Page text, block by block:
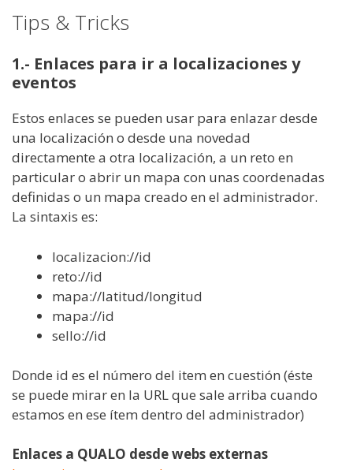
Tips & Tricks
1.- Enlaces para ir a localizaciones y
eventos
Estos enlaces se pueden usar para enlazar desde
una localización o desde una novedad
directamente a otra localización, a un reto en
particular o abrir un mapa con unas coordenadas
definidas o un mapa creado en el administrador.
La sintaxis es:
localizacion://id
reto://id
mapa://latitud/longitud
mapa://id
sello://id
Donde id es el número del item en cuestión (éste
se puede mirar en la URL que sale arriba cuando
estamos en ese ítem dentro del administrador)
Enlaces a QUALO desde webs externas